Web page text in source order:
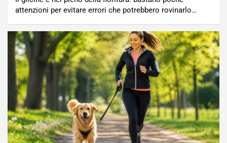
attenzioni per evitare errori che potrebbero rovinarlo…